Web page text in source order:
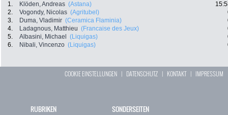
1. Klöden, Andreas (Astana)
2.
Vogondy, Nicolas (Agritubel)
3.
Duma, Vladimir (Ceramica Flaminia)
4.
Ladagnous, Matthieu (Francaise des Jeux)
5.
Albasini, Michael (Liquigas)
6.
Nibali, Vincenzo (Liquigas)
COOKIE EINSTELLUNGEN | DATENSCHUTZ | KONTAKT| IMPRESSUM
RUBRIKEN SONDERSEITEN